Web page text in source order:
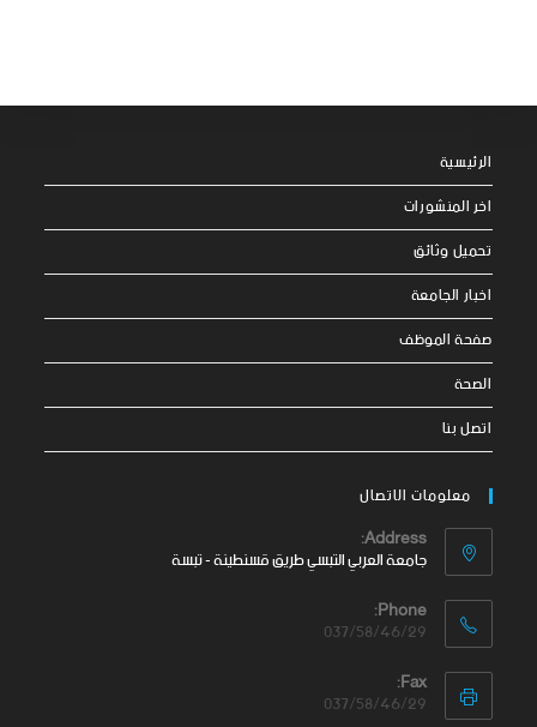
الرئيسية
اخر المنشورات
تحميل وثائق
اخبار الجامعة
صفحة الموظف
الصحة
اتصل بنا
معلومات الاتصال
Address:
جامعة العربي التبسي طريق قسنطينة - تبسة
Phone:
037/58/46/29
Fax:
037/58/46/29